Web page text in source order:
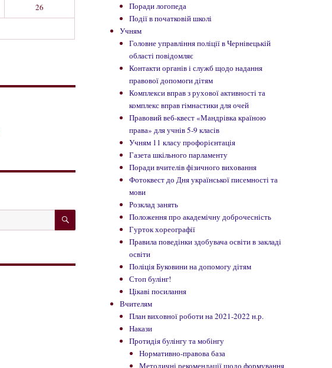
26
ШУКАТИ
Поради логопеда
Події в початковій школі
Учням
Головне управління поліції в Чернівецькій
області повідомляє
Контакти органів і служб щодо надання
правової допомоги дітям
Комплекси вправ з рухової активності та
комплекс вправ гімнастики для очей
Правовий веб-квест «Мандрівка країною
права» для учнів 5-9 класів
Учням 11 класу профорієнтація
Газета шкільного парламенту
Поради вчителів фізичного виховання
Фотоквест до Дня української писемності та
мови
Розклад занять
Положення про академічну доброчесність
Гурток хореографії
Правила поведінки здобувача освіти в закладі
освіти
Поліція Буковини на допомогу дітям
Стоп булінг!
Цікаві посилання
Вчителям
План виховної роботи на 2021-2022 н.р.
Накази
Протидія булінгу та мобінгу
Нормативно-правова база
Методичні рекомендації щодо формування